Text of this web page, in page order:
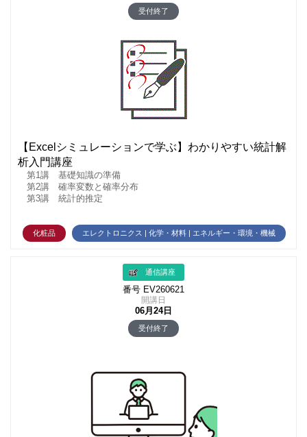
受付終了
【Excelシミュレーションで学ぶ】わかりやすい統計解
析入門講座
第1講 基礎知識の準備
第2講 確率変数と確率分布
第3講 統計的推定
化粧品 エレクトロニクス | 化学・材料 | エネルギー・環境・機械
通信講座
番号 EV260621
開講日
06月24日
受付終了